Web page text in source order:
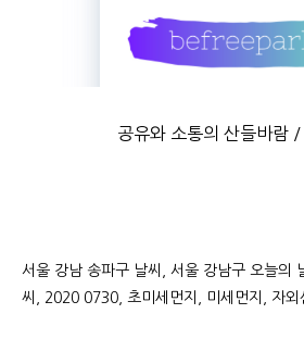
공유와 소통의 산들바람 /
서울 강남 송파구 날씨, 서울 강남구 오늘의
씨, 2020 0730, 초미세먼지, 미세먼지, 자외